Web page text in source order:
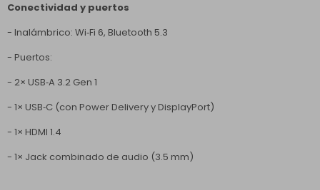
Conectividad y puertos
- Inalámbrico: Wi‑Fi 6, Bluetooth 5.3
- Puertos:
- 2× USB‑A 3.2 Gen 1
- 1× USB‑C (con Power Delivery y DisplayPort)
- 1× HDMI 1.4
- 1× Jack combinado de audio (3.5 mm)